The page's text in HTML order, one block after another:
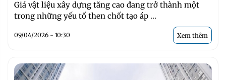
Giá vật liệu xây dựng tăng cao đang trở thành một
trong những yếu tố then chốt tạo áp ...
09/04/2026 - 10:30 Xem thêm